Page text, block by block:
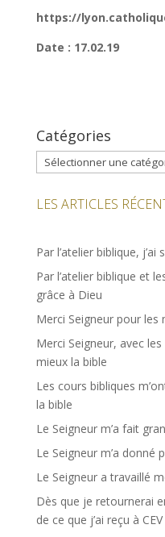
https://
Date : 17.02.19
Catégories
Catégories
LES ARTICLES
Par l’atelier biblique, j’ai
Par l’atelier biblique et
grâce à Dieu
Merci Seigneur pour les
Merci Seigneur, avec
mieux la bible
Les cours bibliques
la bible
Le Seigneur m’a fait
Le Seigneur m’a donné
Le Seigneur a travaillé
Dès que je retournerai
de ce que j’ai reçu à CEV